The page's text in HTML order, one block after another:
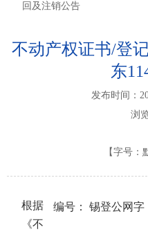
回及注销公告
不动产权证书/登
东
发布时间：
浏
【字号：
编号： 锡登公网字
根据
《不